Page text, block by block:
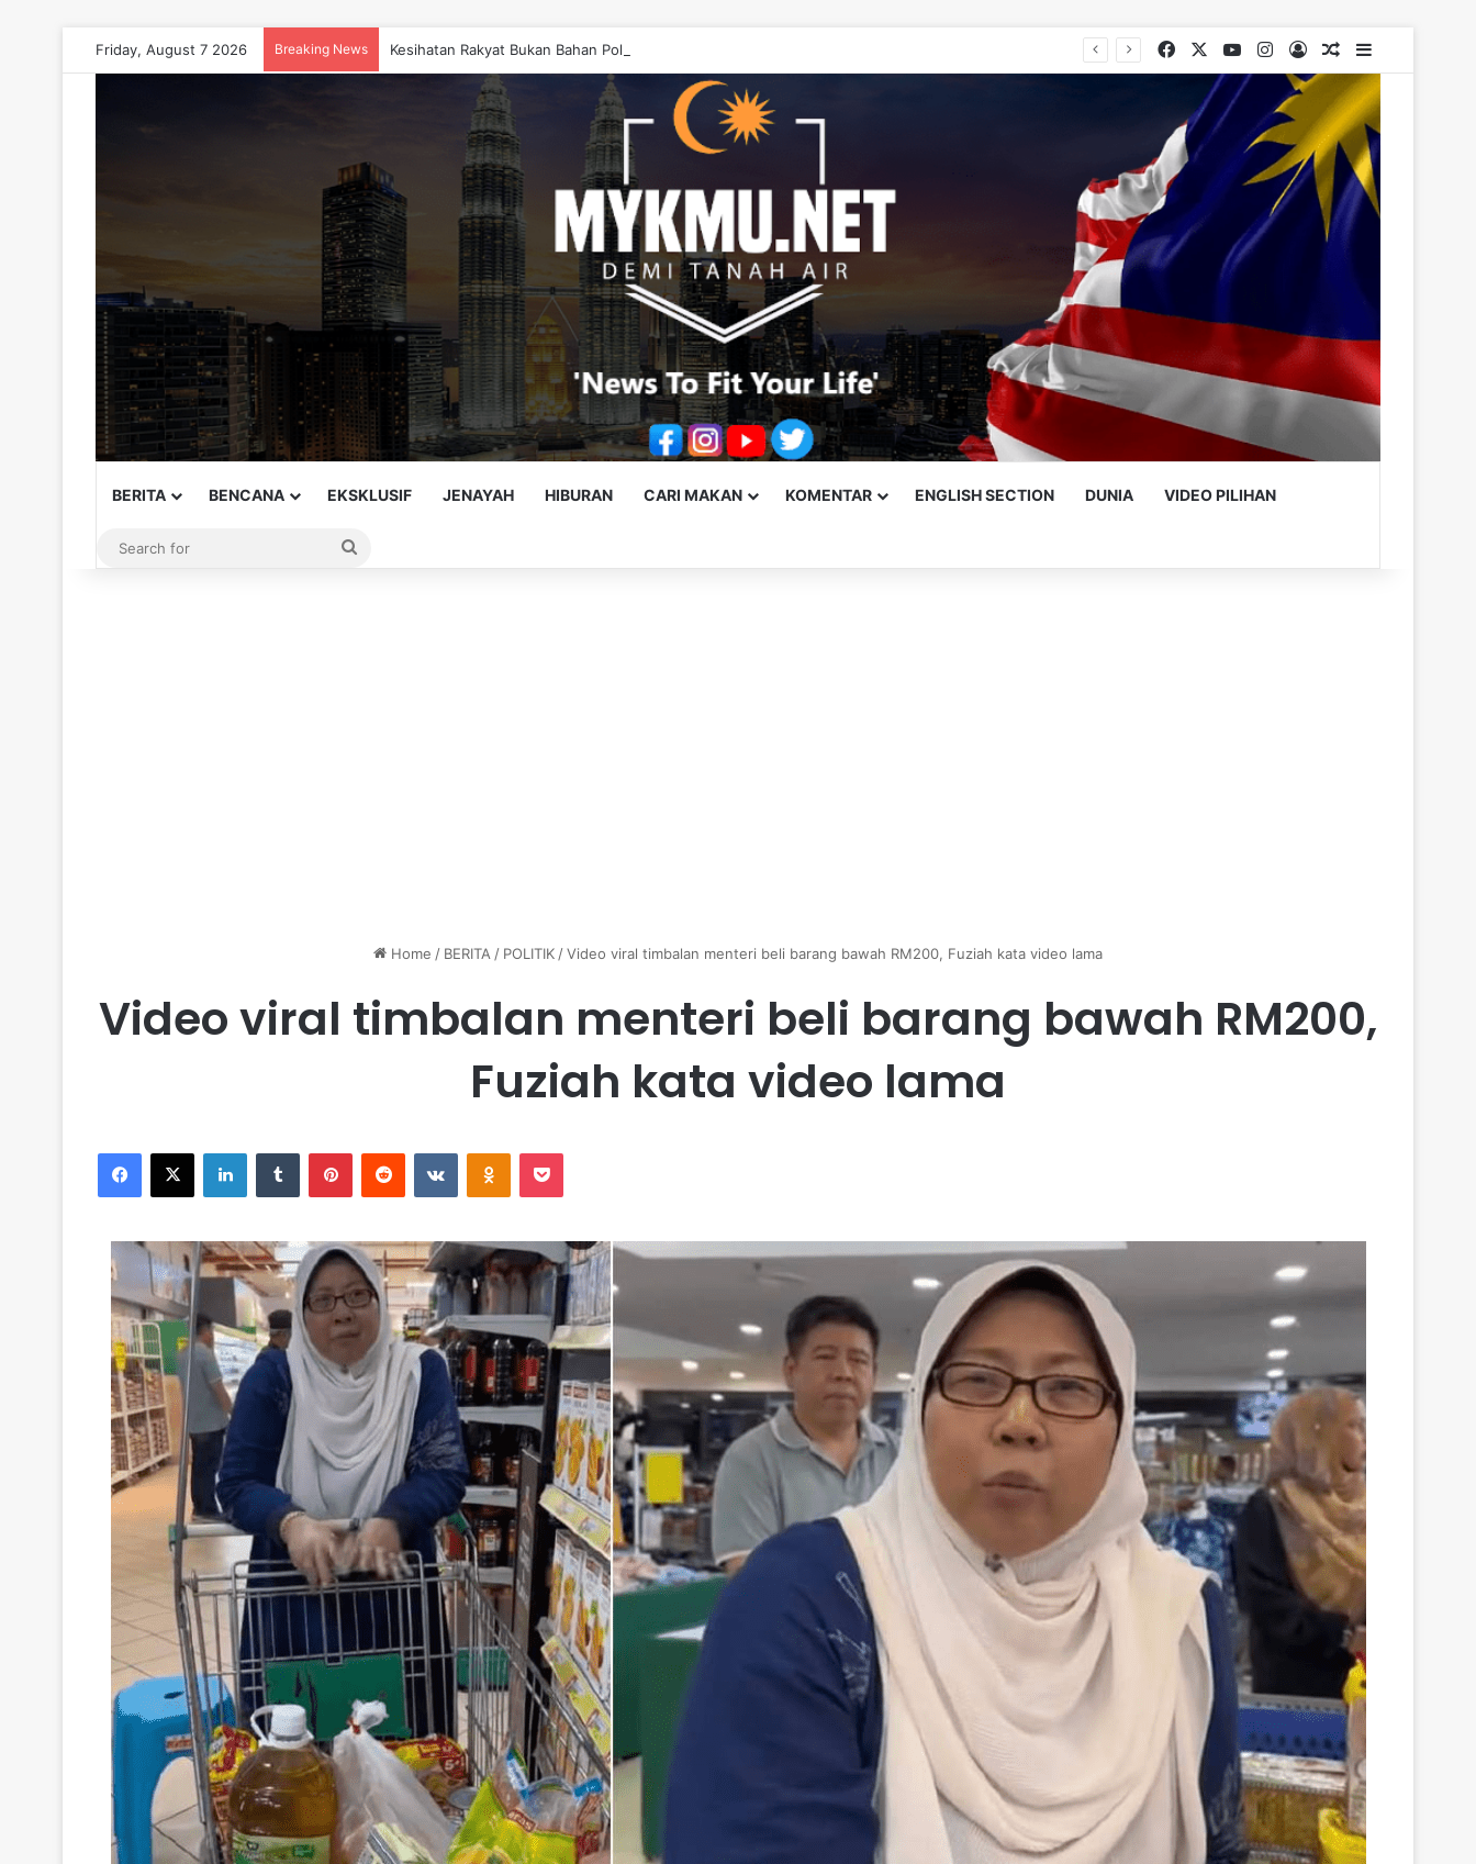
Friday, August 7 2026 Breaking News Kesihatan Rakyat Bukan Bahan Politik, Jangan Salahkan Onn Hafiz – Haslinda Salleh Facebook YouTubeInstagram
Log InRandom Article
BERITA BENCANA EKSKLUSIF JENAYAH HIBURAN CARI MAKAN KOMENTAR ENGLISH SECTION DUNIA VIDEO PILIHAN
Home / BERITA / POLITIK /Video viral timbalan menteri beli barang bawah RM200, Fuziah kata video lama
Video viral timbalan menteri beli barang bawah RM200,
Fuziah kata video lama